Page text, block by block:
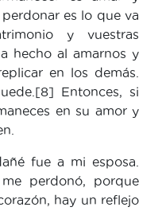
es lo que va
y vuestras
hecho al amarnos y
en los demás.
Entonces, si
en su amor y
fue a mi esposa.
perdonó, porque
hay un reflejo